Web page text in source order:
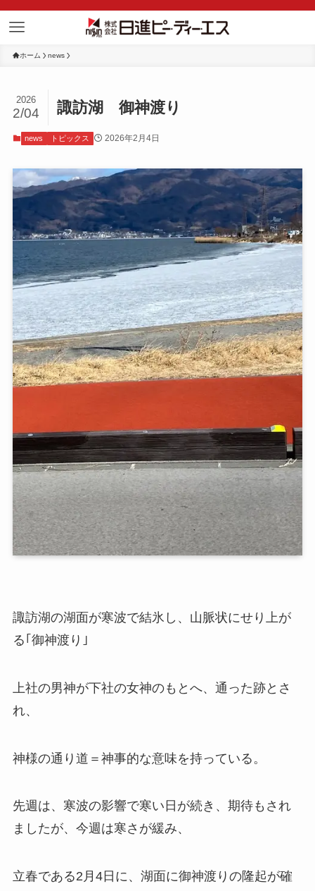
ホーム news
諏訪湖 御神渡り
2026
2/04
news トピックス 2026年2月4日
諏訪湖の湖面が寒波で結氷し、山脈状にせり上が
る｢御神渡り｣
上社の男神が下社の女神のもとへ、通った跡とさ
れ、
神様の通り道＝神事的な意味を持っている。
先週は、寒波の影響で寒い日が続き、期待もされ
ましたが、今週は寒さが緩み、
立春である2月4日に、湖面に御神渡りの隆起が確